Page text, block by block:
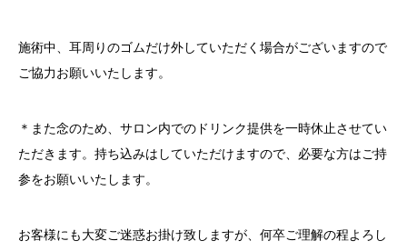
施術中、耳周りのゴムだけ外していただく場合がございますので
ご協力お願いいたします。
＊また念のため、サロン内でのドリンク提供を一時休止させてい
ただきます。持ち込みはしていただけますので、必要な方はご持
参をお願いいたします。
お客様にも大変ご迷惑お掛け致しますが、何卒ご理解の程よろし